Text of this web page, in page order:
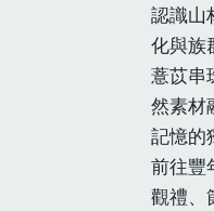
認識山
化與族
薏苡串
然素材
記憶的
前往豐
觀禮、